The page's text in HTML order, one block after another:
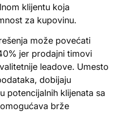
klijentu koja
za kupovinu.
može povećati
jer prodajni timovi
leadove. Umesto
dobijaju
potencijalnih klijenata sa
brže